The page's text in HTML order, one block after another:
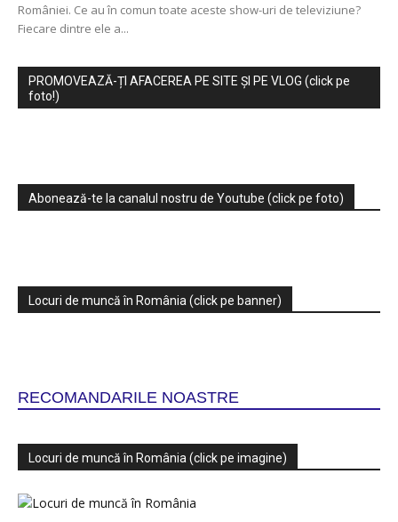
României. Ce au în comun toate aceste show-uri de televiziune?
Fiecare dintre ele a...
PROMOVEAZĂ-ȚI AFACEREA PE SITE ȘI PE VLOG (click pe
foto!)
Abonează-te la canalul nostru de Youtube (click pe foto)
Locuri de muncă în România (click pe banner)
RECOMANDARILE NOASTRE
Locuri de muncă în România (click pe imagine)